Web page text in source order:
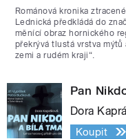
Románová kronika
Lednická předkládá do
měnící obraz hornického
překrývá tlustá vrstva
zemi a rudém kraji“.
Pan
Dora
Koupit